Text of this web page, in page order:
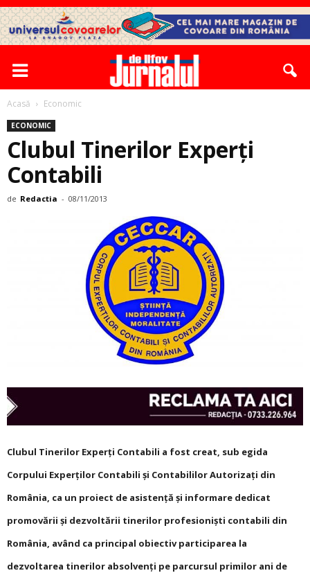
Acasă Economic
ECONOMIC
Clubul Tinerilor Experţi
Contabili
de Redactia - 08/11/2013
Clubul Tinerilor Experţi Contabili a fost creat, sub egida
Corpului Experţilor Contabili şi Contabililor Autorizaţi din
România, ca un proiect de asistenţă şi informare dedicat
promovării şi dezvoltării tinerilor profesionişti contabili din
România, având ca principal obiectiv participarea la
dezvoltarea tinerilor absolvenţi pe parcursul primilor ani de